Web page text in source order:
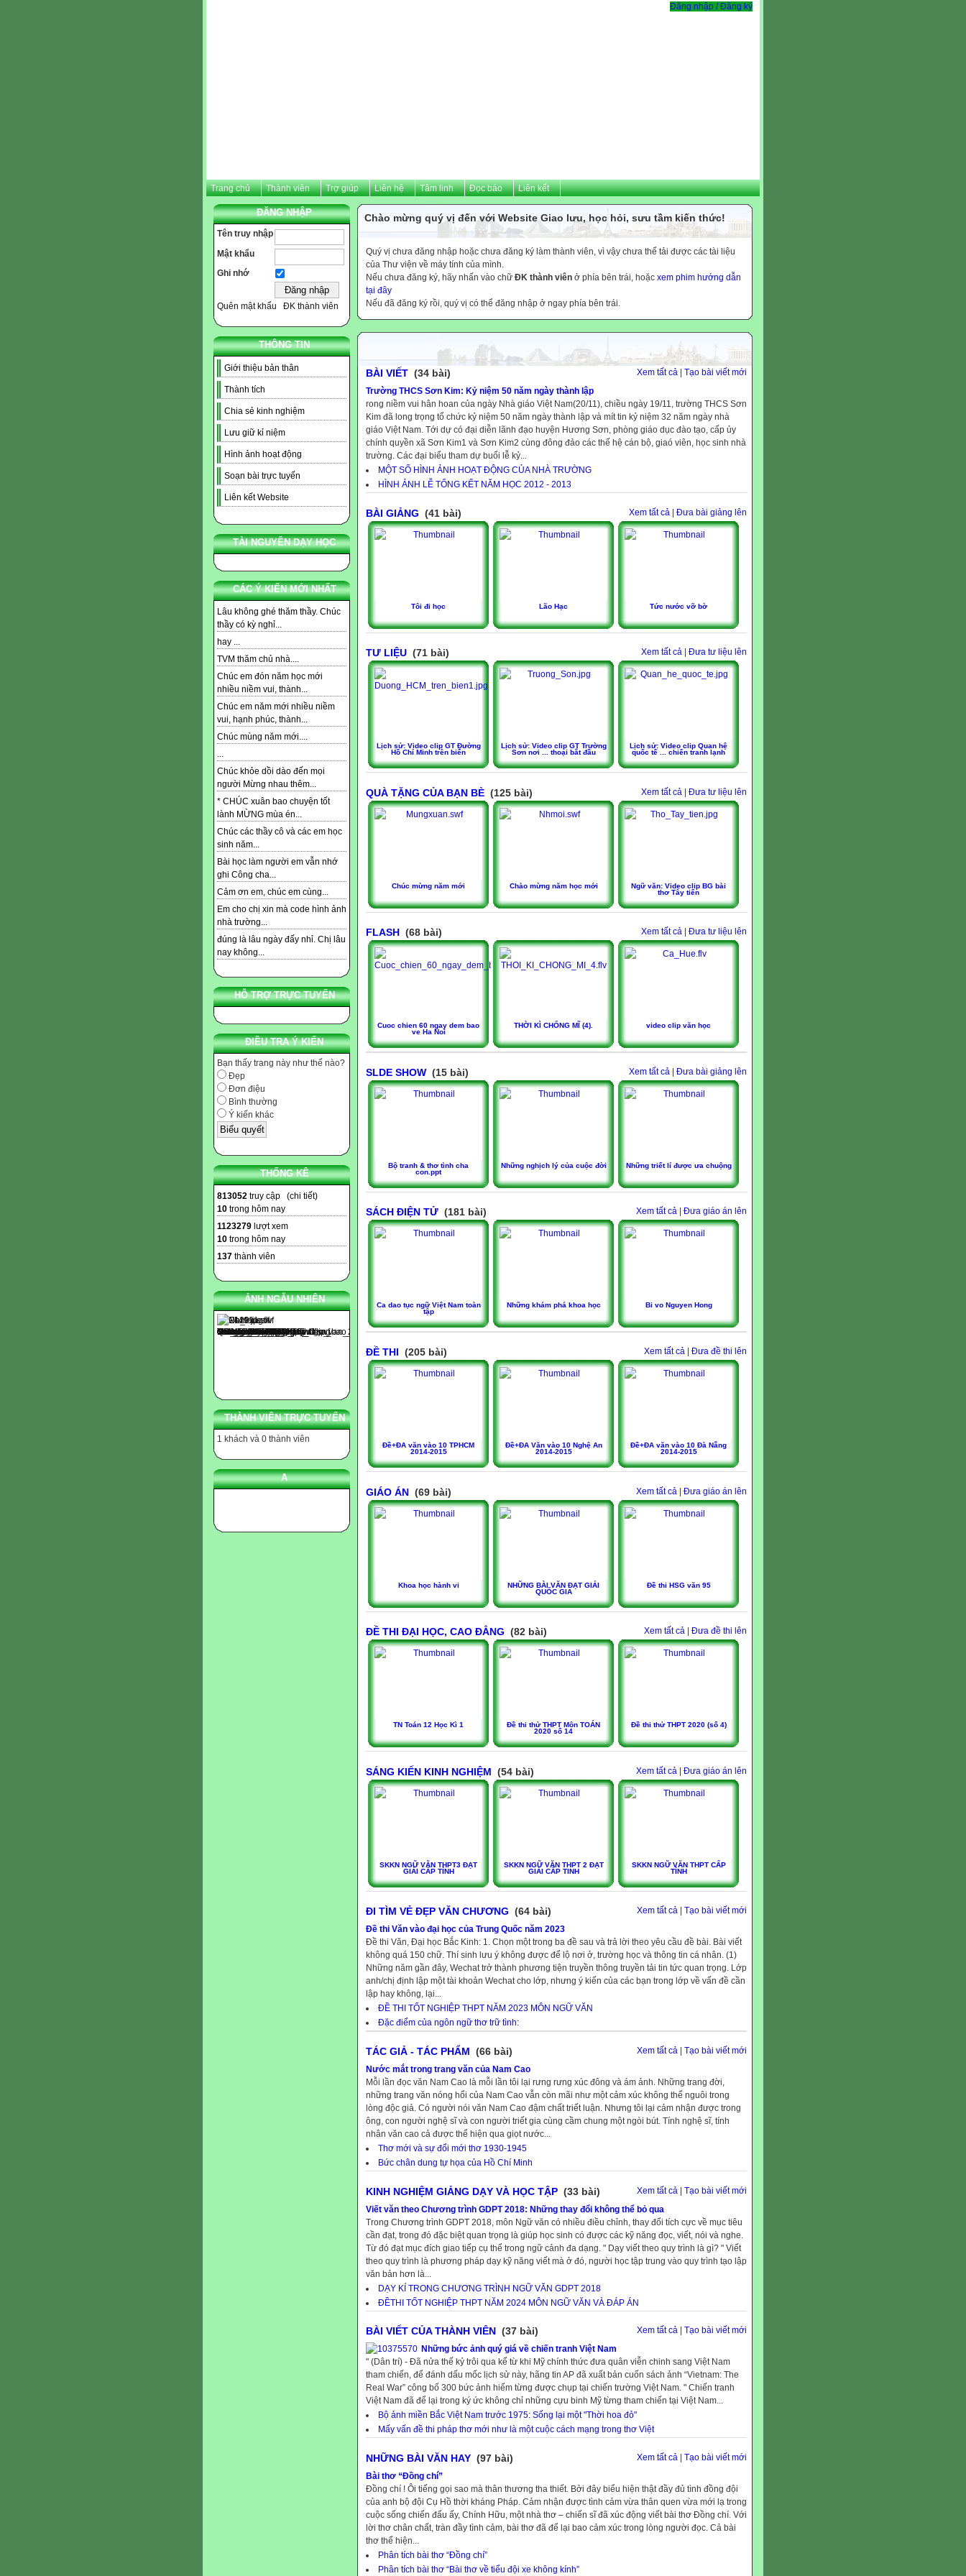
Đăng nhập / Đăng ký
Trang chủ Thành viên Trợ giúp Liên hệ Tâm linh Đọc báo Liên kết
ĐĂNG NHẬP
Tên truy nhập
Mật khẩu
Ghi nhớ
Quên mật khẩu ĐK thành viên
THÔNG TIN
Giới thiệu bản thân
Thành tích
Chia sẻ kinh nghiệm
Lưu giữ kỉ niệm
Hình ảnh hoạt động
Soạn bài trực tuyến
Liên kết Website
TÀI NGUYÊN DẠY HỌC
CÁC Ý KIẾN MỚI NHẤT
Lâu không ghé thăm thầy. Chúc
thầy có kỳ nghỉ...
hay ...
TVM thăm chủ nhà....
Chúc em đón năm học mới
nhiều niềm vui, thành...
Chúc em năm mới nhiều niềm
vui, hạnh phúc, thành...
Chúc mùng năm mới....
...
Chúc khỏe dồi dào đến mọi
người Mừng nhau thêm...
* CHÚC xuân bao chuyện tốt
lành MỪNG mùa én...
Chúc các thầy cô và các em học
sinh năm...
Bài học làm người em vẫn nhớ
ghi Công cha...
Cảm ơn em, chúc em cùng...
Em cho chị xin mà code hình ảnh
nhà trường...
đúng là lâu ngày đấy nhỉ. Chị lâu
nay không...
HỖ TRỢ TRỰC TUYẾN
ĐIỀU TRA Ý KIẾN
Bạn thấy trang này như thế nào?
Đẹp
Đơn điệu
Bình thường
Ý kiến khác
THỐNG KÊ
813052 truy cập (chi tiết)
10 trong hôm nay
1123279 lượt xem
10 trong hôm nay
137 thành viên
ẢNH NGẪU NHIÊN
THÀNH VIÊN TRỰC TUYẾN
1 khách và 0 thành viên
A
Chào mừng quý vị đến với Website Giao lưu, học hỏi, sưu tầm kiến thức!
Quý vị chưa đăng nhập hoặc chưa đăng ký làm thành viên, vì vậy chưa thể tải được các tài liệu
của Thư viện về máy tính của mình.
Nếu chưa đăng ký, hãy nhấn vào chữ ĐK thành viên ở phía bên trái, hoặc xem phim hướng dẫn
tại đây
Nếu đã đăng ký rồi, quý vị có thể đăng nhập ở ngay phía bên trái.
Xem tất cả Tạo bài viết mới
BÀI VIẾT (34 bài)
Trường THCS Sơn Kim: Kỷ niệm 50 năm ngày thành lập
rong niềm vui hân hoan của ngày Nhà giáo Việt Nam(20/11), chiều ngày 19/11, trường THCS Sơn
Kim đã long trọng tổ chức kỷ niệm 50 năm ngày thành lập và mít tin kỷ niệm 32 năm ngày nhà
giáo Việt Nam. Tới dự có đại diễn lãnh đạo huyện Hương Sơn, phòng giáo dục đào tạo, cấp ủy
chính quyền xã Sơn Kim1 và Sơn Kim2 cùng đông đảo các thế hệ cán bộ, giaó viên, học sinh nhà
trường. Các đại biểu tham dự buổi lễ kỷ...
MỘT SỐ HÌNH ẢNH HOẠT ĐỘNG CỦA NHÀ TRƯỜNG
HÌNH ẢNH LỄ TỔNG KẾT NĂM HỌC 2012 - 2013
Xem tất cả | Đưa bài giảng lên
BÀI GIẢNG (41 bài)
Tôi đi học Lão Hạc Tức nước vỡ bờ
Xem tất cả Đưa tư liệu lên
TƯ LIỆU (71 bài)
Lịch sử: Video clip GT Đường
Hồ Chí Minh trên biển
Lịch sử: Video clip GT Trường
Sơn nơi ... thoại bắt đầu
Lịch sử: Video clip Quan hệ
quốc tế ... chiến tranh lạnh
Xem tất cả | Đưa tư liệu lên
QUÀ TẶNG CỦA BẠN BÈ (125 bài)
Chúc mừng năm mới Chào mừng năm học mới
Ngữ văn: Video clip BG bài
thơ Tây tiến
Xem tất cả Đưa tư liệu lên
FLASH (68 bài)
Cuoc chien 60 ngay dem bao
ve Ha Noi
THỜI KÌ CHỐNG MĨ (4). video clip văn học
Xem tất cả | Đưa bài giảng lên
SLDE SHOW (15 bài)
Bộ tranh & thơ tình cha
con.ppt
Những nghịch lý của cuộc đời Những triết lí được ưa chuộng
Xem tất cả Đưa giáo án lên
SÁCH ĐIỆN TỬ (181 bài)
Ca dao tục ngữ Việt Nam toàn
tập
Những khám phá khoa học Bi vo Nguyen Hong
Xem tất cả Đưa đề thi lên
ĐỀ THI (205 bài)
Đề+ĐA văn vào 10 TPHCM
2014-2015
Đề+ĐA Văn vào 10 Nghệ An
2014-2015
Đề+ĐA văn vào 10 Đà Nẵng
2014-2015
Xem tất cả | Đưa giáo án lên
GIÁO ÁN (69 bài)
Khoa học hành vi
NHỮNG BÀI VĂN ĐẠT GIẢI
QUỐC GIA
Đề thi HSG văn 95
Xem tất cả Đưa đề thi lên
ĐỀ THI ĐẠI HỌC, CAO ĐẲNG (82 bài)
TN Toán 12 Học Kì 1
Đề thi thử THPT Môn TOÁN
2020 số 14
Đề thi thử THPT 2020 (số 4)
Xem tất cả | Đưa giáo án lên
SÁNG KIẾN KINH NGHIỆM (54 bài)
SKKN NGỮ VĂN THPT3 ĐẠT
GIẢI CẤP TỈNH
SKKN NGỮ VĂN THPT 2 ĐẠT
GIẢI CẤP TINH
SKKN NGỮ VĂN THPT CẤP
TỈNH
Xem tất cả Tạo bài viết mới
ĐI TÌM VẺ ĐẸP VĂN CHƯƠNG (64 bài)
Đề thi Văn vào đại học của Trung Quốc năm 2023
Đề thi Văn, Đại học Bắc Kinh: 1. Chọn một trong ba đề sau và trả lời theo yêu cầu đề bài. Bài viết
không quá 150 chữ. Thí sinh lưu ý không được để lộ nơi ở, trường học và thông tin cá nhân. (1)
Những năm gần đây, Wechat trở thành phương tiện truyền thông truyền tải tin tức quan trọng. Lớp
anh/chị định lập một tài khoản Wechat cho lớp, nhưng ý kiến của các bạn trong lớp về vấn đề cần
lập hay không, lại...
ĐỀ THI TỐT NGHIỆP THPT NĂM 2023 MÔN NGỮ VĂN
Đặc điểm của ngôn ngữ thơ trữ tình:
Xem tất cả Tạo bài viết mới
TÁC GIẢ - TÁC PHẨM (66 bài)
Nước mắt trong trang văn của Nam Cao
Mỗi lần đọc văn Nam Cao là mỗi lần tôi lại rưng rưng xúc đông và ám ảnh. Những trang đời,
những trang văn nóng hổi của Nam Cao vẫn còn mãi như một cảm xúc không thể nguôi trong
lòng độc giả. Có người nói văn Nam Cao đậm chất triết luận. Nhưng tôi lại cảm nhận được trong
ông, con người nghệ sĩ và con người triết gia cùng cầm chung một ngòi bút. Tính nghệ sĩ, tính
nhân văn cao cả được thể hiện qua giọt nước...
Thơ mới và sự đổi mới thơ 1930-1945
Bức chân dung tự họa của Hồ Chí Minh
Xem tất cả | Tạo bài viết mới
KINH NGHIỆM GIẢNG DẠY VÀ HỌC TẬP (33 bài)
Viết văn theo Chương trình GDPT 2018: Những thay đổi không thể bỏ qua
Trong Chương trình GDPT 2018, môn Ngữ văn có nhiều điều chỉnh, thay đổi tích cực về mục tiêu
cần đạt, trong đó đặc biệt quan trọng là giúp học sinh có được các kỹ năng đọc, viết, nói và nghe.
Từ đó đạt mục đích giao tiếp cụ thể trong ngữ cảnh đa dạng. " Dạy viết theo quy trình là gì? " Viết
theo quy trình là phương pháp dạy kỹ năng viết mà ở đó, người học tập trung vào quy trình tạo lập
văn bản hơn là...
DẠY KÍ TRONG CHƯƠNG TRÌNH NGỮ VĂN GDPT 2018
ĐỀTHI TỐT NGHIỆP THPT NĂM 2024 MÔN NGỮ VĂN VÀ ĐÁP ÁN
Xem tất cả Tạo bài viết mới
BÀI VIẾT CỦA THÀNH VIÊN (37 bài)
Những bức ảnh quý giá về chiến tranh Việt Nam
" (Dân trí) - Đã nửa thế kỷ trôi qua kể từ khi Mỹ chính thức đưa quân viễn chinh sang Việt Nam
tham chiến, để đánh dấu mốc lịch sử này, hãng tin AP đã xuất bản cuốn sách ảnh “Vietnam: The
Real War” công bố 300 bức ảnh hiếm từng được chụp tại chiến trường Việt Nam. " Chiến tranh
Việt Nam đã để lại trong ký ức không chỉ những cựu binh Mỹ từng tham chiến tại Việt Nam...
Bộ ảnh miền Bắc Việt Nam trước 1975: Sống lại một "Thời hoa đỏ"
Mấy vấn đề thi pháp thơ mới như là một cuộc cách mạng trong thơ Việt
Xem tất cả | Tạo bài viết mới
NHỮNG BÀI VĂN HAY (97 bài)
Bài thơ “Đồng chí”
Đồng chí ! Ôi tiếng gọi sao mà thân thương tha thiết. Bởi đây biểu hiện thật đầy đủ tình đồng đội
của anh bộ đội Cụ Hồ thời kháng Pháp. Cảm nhận được tình cảm vừa thân quen vừa mới lạ trong
cuộc sống chiến đấu ấy, Chính Hữu, một nhà thơ – chiến sĩ đã xúc động viết bài thơ Đồng chí. Với
lời thơ chân chất, tràn đầy tình cảm, bài thơ đã để lại bao cảm xúc trong lòng người đọc. Cả bài
thơ thể hiện...
Phân tích bài thơ “Đồng chí”
Phân tích bài thơ “Bài thơ về tiểu đội xe không kính”